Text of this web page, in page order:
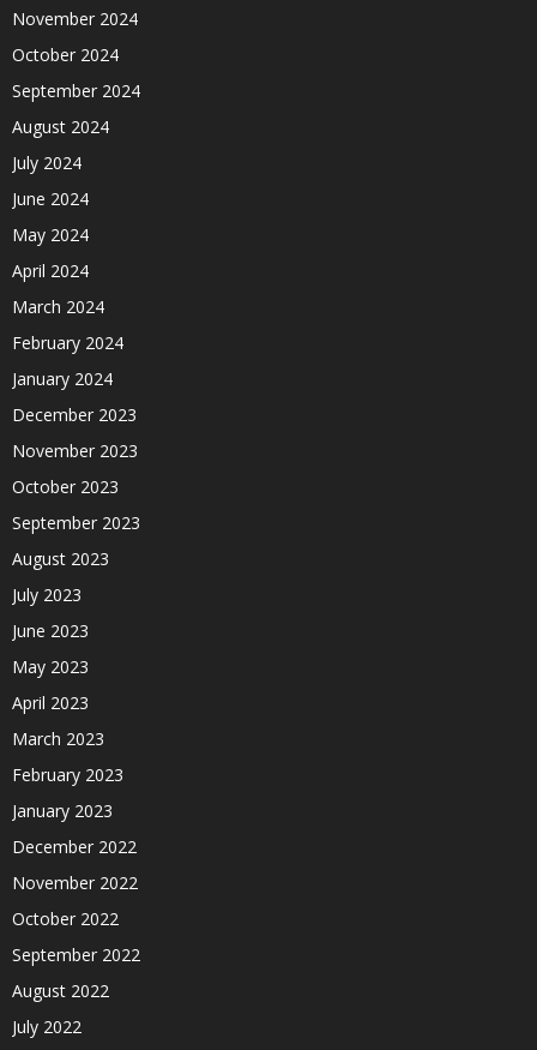
November 2024
October 2024
September 2024
August 2024
July 2024
June 2024
May 2024
April 2024
March 2024
February 2024
January 2024
December 2023
November 2023
October 2023
September 2023
August 2023
July 2023
June 2023
May 2023
April 2023
March 2023
February 2023
January 2023
December 2022
November 2022
October 2022
September 2022
August 2022
July 2022